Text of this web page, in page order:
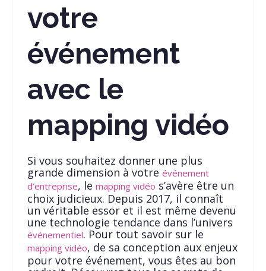
votre
événement
avec le
mapping vidéo
Si vous souhaitez donner une plus
grande dimension à votre événement
d’entreprise, le mapping vidéo s’avère être un
choix judicieux. Depuis 2017, il connaît
un véritable essor et il est même devenu
une technologie tendance dans l’univers
événementiel. Pour tout savoir sur le
mapping vidéo, de sa conception aux enjeux
pour votre événement, vous êtes au bon